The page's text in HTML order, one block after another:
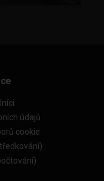
údajů
cookie